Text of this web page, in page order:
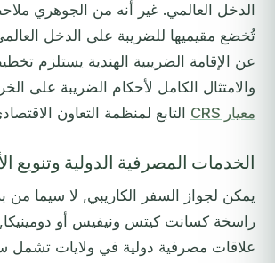
الدخل العالمي. غير أنه من الجوهري
تُخضع مقيميها للضريبة على الدخل
عن الإقامة الضريبية الهندية يستلزم
والامتثال الكامل لأحكام الضريبة على
معيار CRS
التابع لمنظمة التعاون
الخدمات المصرفية الدولية وتنويع
يمكن لجواز السفر الكاريبي, لا سيما
راسخة كسانت كيتس ونيفيس أو
علاقات مصرفية دولية في ولايات تشمل